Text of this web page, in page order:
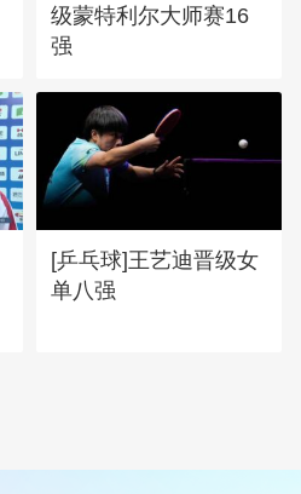
级蒙特利尔大师赛16
强
[乒乓球]王艺迪晋级女
单八强